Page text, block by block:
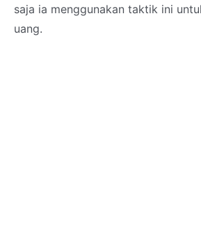
saja ia menggunakan taktik ini
uang.